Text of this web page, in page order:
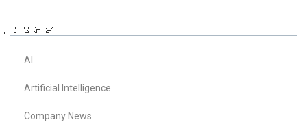
ប្រភេទ
AI
Artificial Intelligence
Company News